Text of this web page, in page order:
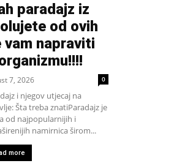
paradajz iz
od ovih
napraviti
7, 2026 0
i njegov utjecaj na
Šta treba znatiParadajz je
od najpopularnijih i
namirnica širom...
more